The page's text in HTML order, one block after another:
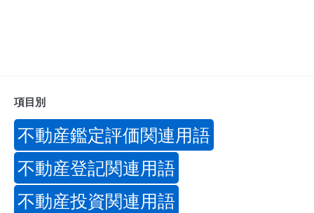
項目別
不動産鑑定評価関連用語
不動産登記関連用語
不動産投資関連用語